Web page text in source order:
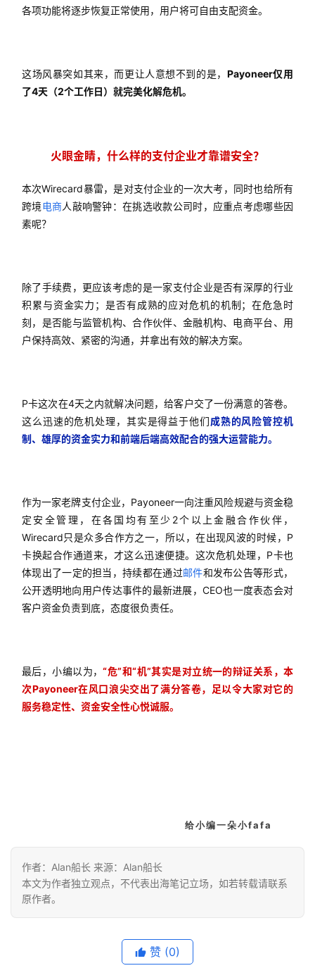
推
广
运
各项功能将逐步恢复正常使用，用户将可自由支配资金。
这场风暴突如其来，而更让人意想不到的是， Payoneer仅用
了4天（2个工作日）就完美化解危机。
火眼金睛，什么样的支付企业才靠谱安全？
本次Wirecard暴雷，是对支付企业的一次大考，同时也给所有
跨境电商人敲响警钟：在挑选收款公司时，应重点考虑哪些因
素呢？
除了手续费，更应该考虑的是一家支付企业是否有深厚的行业
积累与资金实力；是否有成熟的应对危机的机制；在危急时
刻，是否能与监管机构、合作伙伴、金融机构、电商平台、用
户保持高效、紧密的沟通，并拿出有效的解决方案。
P卡这次在4天之内就解决问题，给客户交了一份满意的答卷。
这么迅速的危机处理，其实是得益于他们成熟的风险管控机
制、雄厚的资金实力和前端后端高效配合的强大运营能力。
作为一家老牌支付企业，Payoneer一向注重风险规避与资金稳
定安全管理，在各国均有至少2个以上金融合作伙伴，
Wirecard只是众多合作方之一，所以，在出现风波的时候，P
卡换起合作通道来，才这么迅速便捷。这次危机处理，P卡也
体现出了一定的担当，持续都在通过邮件和发布公告等形式，
公开透明地向用户传达事件的最新进展，CEO也一度表态会对
客户资金负责到底，态度很负责任。
最后，小编以为，“危”和“机”其实是对立统一的辩证关系，本
次Payoneer在风口浪尖交出了满分答卷，足以令大家对它的
服务稳定性、资金安全性心悦诚服。
给小编一朵小fafa
作者：Alan船长 来源：Alan船长
本文为作者独立观点，不代表出海笔记立场，如若转载请联系
原作者。
赞 (0)